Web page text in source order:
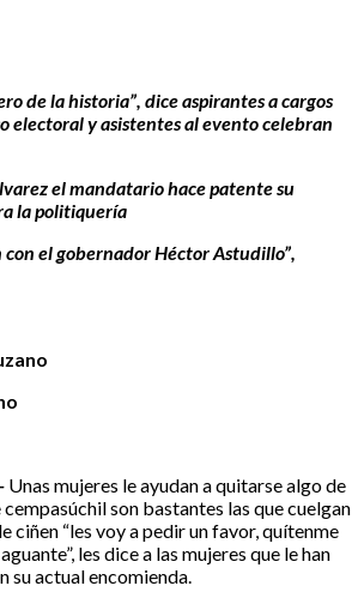
de la historia”, dice aspirantes a cargos
electoral y asistentes al evento celebran
el mandatario hace patente su
la politiquería
el gobernador Héctor Astudillo”,
Unas mujeres le ayudan a quitarse algo de
cempasúchil son bastantes las que cuelgan
ciñen “les voy a pedir un favor, quítenme
les dice a las mujeres que le han
su actual encomienda.